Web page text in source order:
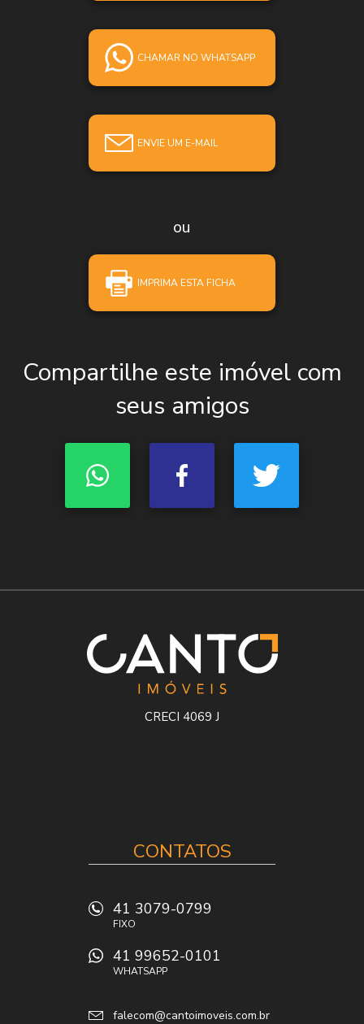
CHAMAR NO WHATSAPP
ENVIE UM E-MAIL
ou
IMPRIMA ESTA FICHA
Compartilhe este imóvel com
seus amigos
CRECI 4069 J
CONTATOS
41 3079-0799
FIXO
41 99652-0101
WHATSAPP
falecom@cantoimoveis.com.br